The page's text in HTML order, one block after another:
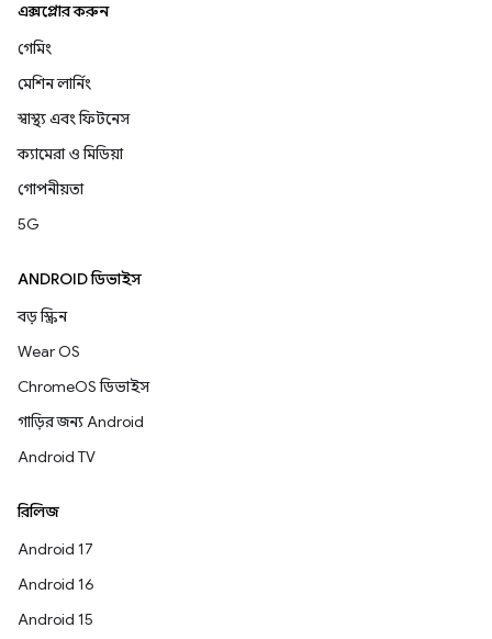
এক্সপ্লোর করুন
গেমিং
মেশিন লার্নিং
স্বাস্থ্য এবং ফিটনেস
ক্যামেরা ও মিডিয়া
গোপনীয়তা
5G
ANDROID ডিভাইস
বড় স্ক্রিন
Wear OS
ChromeOS ডিভাইস
গাড়ির জন্য Android
Android TV
রিলিজ
Android 17
Android 16
Android 15